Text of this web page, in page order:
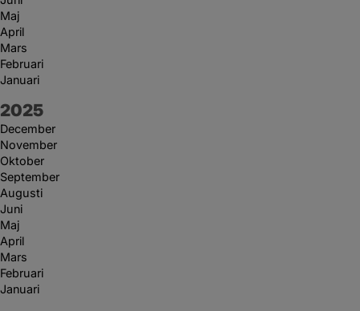
Maj
April
Mars
Februari
Januari
År:
2025
December
November
Oktober
September
Augusti
Juni
Maj
April
Mars
Februari
Januari